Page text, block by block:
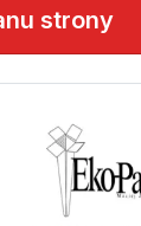
strony